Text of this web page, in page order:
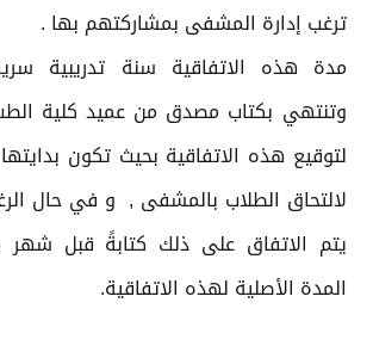
ترغب إدارة المشفى بمشاركتهم بها .
مدة هذه الاتفاقية سنة تدريبية
وتنتهي بكتاب مصدق من عميد كلية
لتوقيع هذه الاتفاقية بحيث تكون
لالتحاق الطلاب بالمشفى , و في حال
يتم الاتفاق على ذلك كتابةً قبل شهر
المدة الأصلية لهذه الاتفاقية.